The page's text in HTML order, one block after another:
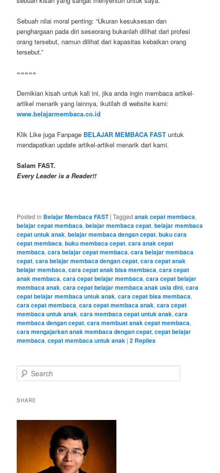
Sebuah nilai moral penting: “Ukuran kesuksesan dan
penghargaan pada diri seseorang bukanlah dilihat dari profesi
orang tersebut, namun dilihat dari kapasitas kebaikan orang
tersebut.”
=====
Demikian kisah untuk kali ini, jika anda ingin membaca artikel-
artikel menarik yang lainnya, ikutilah di website kami:
www.belajarmembaca.co.id
Klik Like juga Fanpage BELAJAR MEMBACA FAST untuk
mendapatkan update artikel-artikel menarik dari kami.
Salam FAST.
Every Leader is a Reader!!
Posted in Belajar Membaca FAST |Tagged anak cepat membaca,
belajar cepat membaca,belajar membaca cepat,belajar membaca
cepat untuk anak,belajar membaca dengan cepat,buku cara
cepat membaca,buku membaca cepat,cara anak cepat
membaca,cara belajar cepat membaca,cara belajar membaca
cepat,cara belajar membaca dengan cepat,cara cepat anak
belajar membaca,cara cepat anak bisa membaca,cara cepat
anak membaca,cara cepat belajar membaca,cara cepat belajar
membaca anak,cara cepat belajar membaca anak usia dini,cara
cepat belajar membaca untuk anak,cara cepat bisa membaca,
cara cepat membaca,cara cepat membaca anak,cara cepat
membaca untuk anak,cara membaca cepat untuk anak,cara
membaca dengan cepat,cara membuat anak cepat membaca,
cara mengajarkan anak membaca dengan cepat,cepat belajar
membaca,cepat membaca untuk anak |2 Replies
e
rSHARE